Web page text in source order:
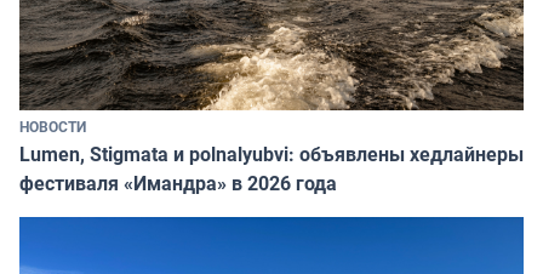
НОВОСТИ
Lumen, Stigmata и polnalyubvi: объявлены хедлайнеры
фестиваля «Имандра» в 2026 года